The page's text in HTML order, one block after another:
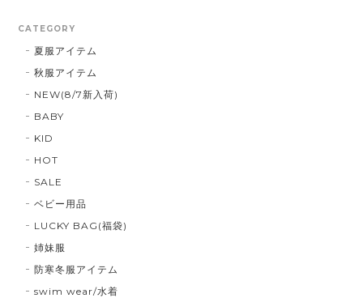
CATEGORY
夏服アイテム
秋服アイテム
NEW(8/7新入荷)
BABY
KID
HOT
SALE
ベビー用品
LUCKY BAG(福袋)
姉妹服
防寒冬服アイテム
swim wear/水着